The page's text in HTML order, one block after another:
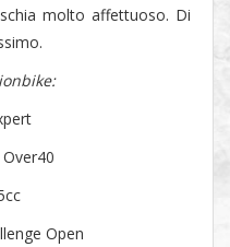
molto affettuoso. Di
Open